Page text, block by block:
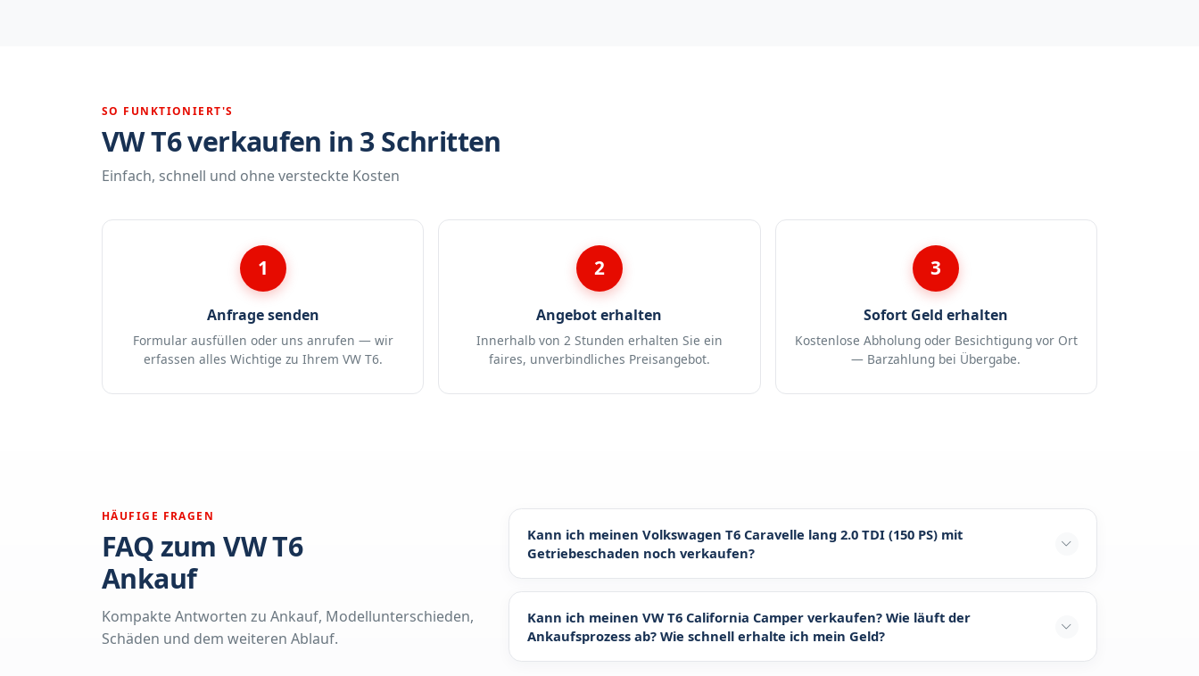
SO FUNKTIONIERT'S
VW T6 verkaufen in 3 Schritten
Einfach, schnell und ohne versteckte Kosten
1
Anfrage senden
Formular ausfüllen oder uns anrufen — wir
erfassen alles Wichtige zu Ihrem VW T6.
2
Angebot erhalten
Innerhalb von 2 Stunden erhalten Sie ein
faires, unverbindliches Preisangebot.
3
Sofort Geld erhalten
Kostenlose Abholung oder Besichtigung vor Ort
— Barzahlung bei Übergabe.
HÄUFIGE FRAGEN
FAQ zum VW T6
Ankauf
Kompakte Antworten zu Ankauf, Modellunterschieden,
Schäden und dem weiteren Ablauf.
Kann ich meinen Volkswagen T6 Caravelle lang 2.0 TDI (150 PS) mit
Getriebeschaden noch verkaufen?
Ja, auch mit einemGetriebeschadenkannst Du DeinenVolkswagen T6 Caravelle lang 2.0
TDI mit 150 PS
problemlos verkaufen. Gerade bei diesem beliebten Transporter besteht
weiterhin Nachfrage - sowohl im Inland als auch auf dem Exportmarkt. Selbst wenn das
Kann ich meinen VW T6 California Camper verkaufen? Wie läuft der
Ankaufsprozess ab? Wie schnell erhalte ich mein Geld?